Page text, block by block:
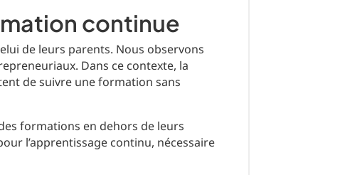
continue
de leurs parents. Nous observons
Dans ce contexte, la
de suivre une formation sans
formations en dehors de leurs
l’apprentissage continu, nécessaire